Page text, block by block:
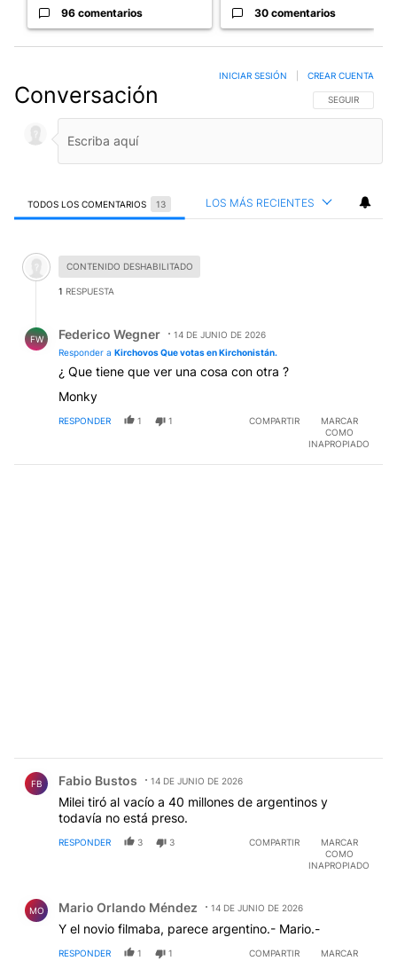
96 comentarios 30 comentarios
Conversación SIGA ESTA
SEGUIR
INICIAR SESIÓN CREAR CUENTA
TODOS LOS COMENTARIOS 13 LOS MÁS RECIENTES
Comentario desactivado.
CONTENIDO DESHABILITADO
1 RESPUESTA
FW Federico Wegner
14 DE JUNIO DE 2026
Responder a Kirchovos Que votas en Kirchonistán.
¿ Que tiene que ver una cosa con otra ?
Monky
RESPONDER 1 1 COMPARTIR
MARCAR
COMO
INAPROPIADO
FB Fabio Bustos 14 DE JUNIO DE 2026
Milei tiró al vacío a 40 millones de argentinos y
todavía no está preso.
RESPONDER 3 3 COMPARTIR
MARCAR
COMO
INAPROPIADO
MO Mario Orlando Méndez 14 DE JUNIO DE 2026
Y el novio filmaba, parece argentino.- Mario.-
RESPONDER 1 1 COMPARTIR
MARCAR